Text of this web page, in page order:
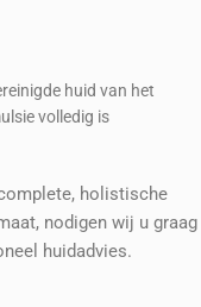
huid van het
volledig is
holistische
nodigen wij u graag
huidadvies.